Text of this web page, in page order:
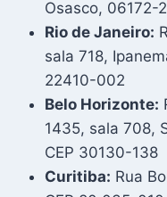
Osasco, 06172-
Rio de Janeiro:
sala 718,
22410-002
Belo Horizonte:
1435, sala 708,
CEP 30130-138
Curitiba: Rua